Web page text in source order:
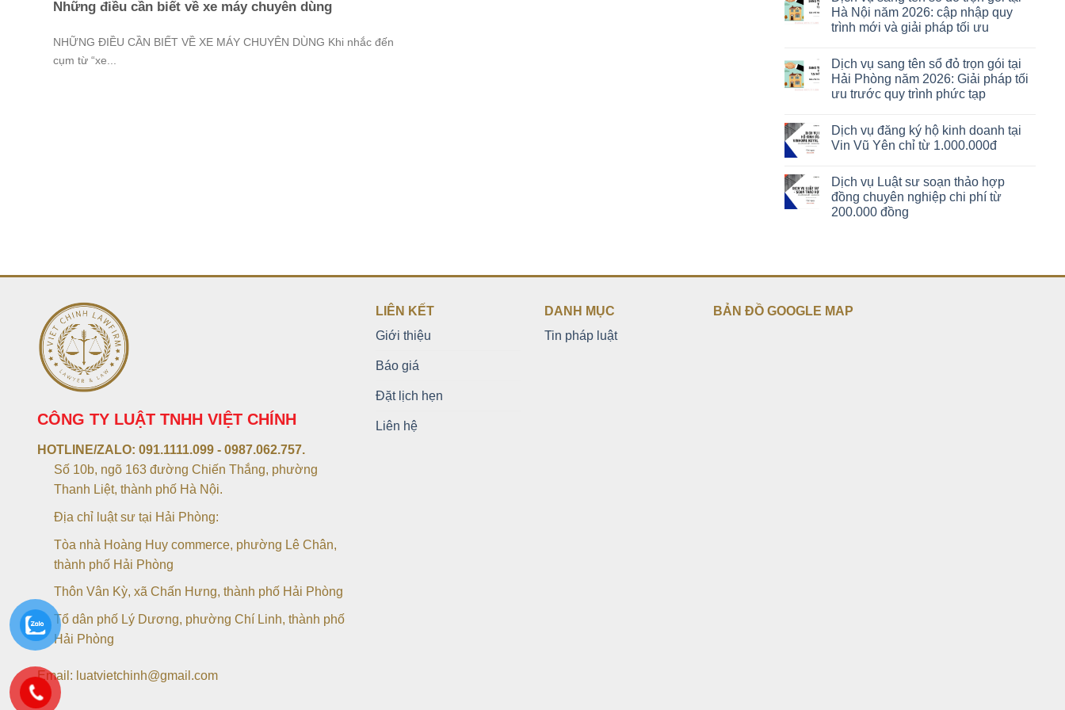
Những điều cần biết về xe máy chuyên dùng
NHỮNG ĐIỀU CẦN BIẾT VỀ XE MÁY CHUYÊN DÙNG Khi nhắc đến
cụm từ “xe...
Hà Nội năm 2026: cập nhập quy
trình mới và giải pháp tối ưu
Dịch vụ sang tên sổ đỏ trọn gói tại
Hải Phòng năm 2026: Giải pháp tối
ưu trước quy trình phức tạp
Dịch vụ đăng ký hộ kinh doanh tại
Vin Vũ Yên chỉ từ 1.000.000đ
Dịch vụ Luật sư soạn thảo hợp
đồng chuyên nghiệp chi phí từ
200.000 đồng
CÔNG TY LUẬT TNHH VIỆT CHÍNH
HOTLINE/ZALO: 091.1111.099 - 0987.062.757.
Số 10b, ngõ 163 đường Chiến Thắng, phường
Thanh Liệt, thành phố Hà Nội.
Địa chỉ luật sư tại Hải Phòng:
Tòa nhà Hoàng Huy commerce, phường Lê Chân,
thành phố Hải Phòng
Thôn Vân Kỳ, xã Chấn Hưng, thành phố Hải Phòng
Tổ dân phố Lý Dương, phường Chí Linh, thành phố
Hải Phòng
Email: luatvietchinh@gmail.com
LIÊN KẾT
Giới thiệu
Báo giá
Đặt lịch hẹn
Liên hệ
DANH MỤC
Tin pháp luật
BẢN ĐỒ GOOGLE MAP